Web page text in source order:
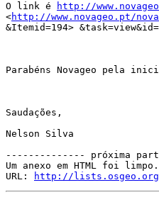
O link é
http://
<http://www.novageo.pt/
&Itemid=194>
Parabéns Novageo pela
Saudações,
Nelson Silva
-------------- próxima
Um anexo em HTML foi
URL:
http://lists.osgeo.org/